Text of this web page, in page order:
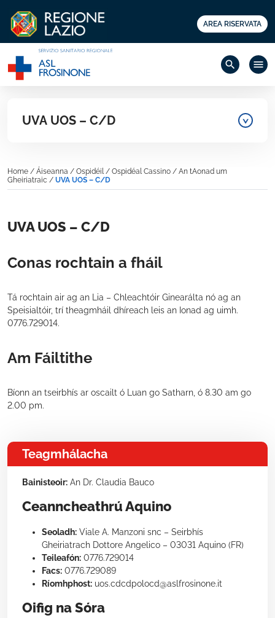
AREA RISERVATA
search menu
UVA UOS – C/D
Home / Áiseanna / Ospidéil/ Ospidéal Cassino / An tAonad um
Gheiriatraic / UVA UOS – C/D
UVA UOS – C/D
Conas rochtain a fháil
Tá rochtain air ag an Lia – Chleachtóir Ginearálta nó ag an
Speisialtóir, trí theagmháil dhíreach leis an Ionad ag uimh.
0776.729014.
Am Fáiltithe
Bíonn an tseirbhís ar oscailt ó Luan go Satharn, ó 8.30 am go
2.00 pm.
Teagmhálacha
Bainisteoir: An Dr. Claudia Bauco
Ceanncheathrú Aquino
Seoladh: Viale A. Manzoni snc – Seirbhís
Gheiriatrach Dottore Angelico – 03031 Aquino (FR)
Teileafón: 0776.729014
Facs: 0776.729089
Ríomhphost: uos.cdcdpolocd@aslfrosinone.it
Oifig na Sóra